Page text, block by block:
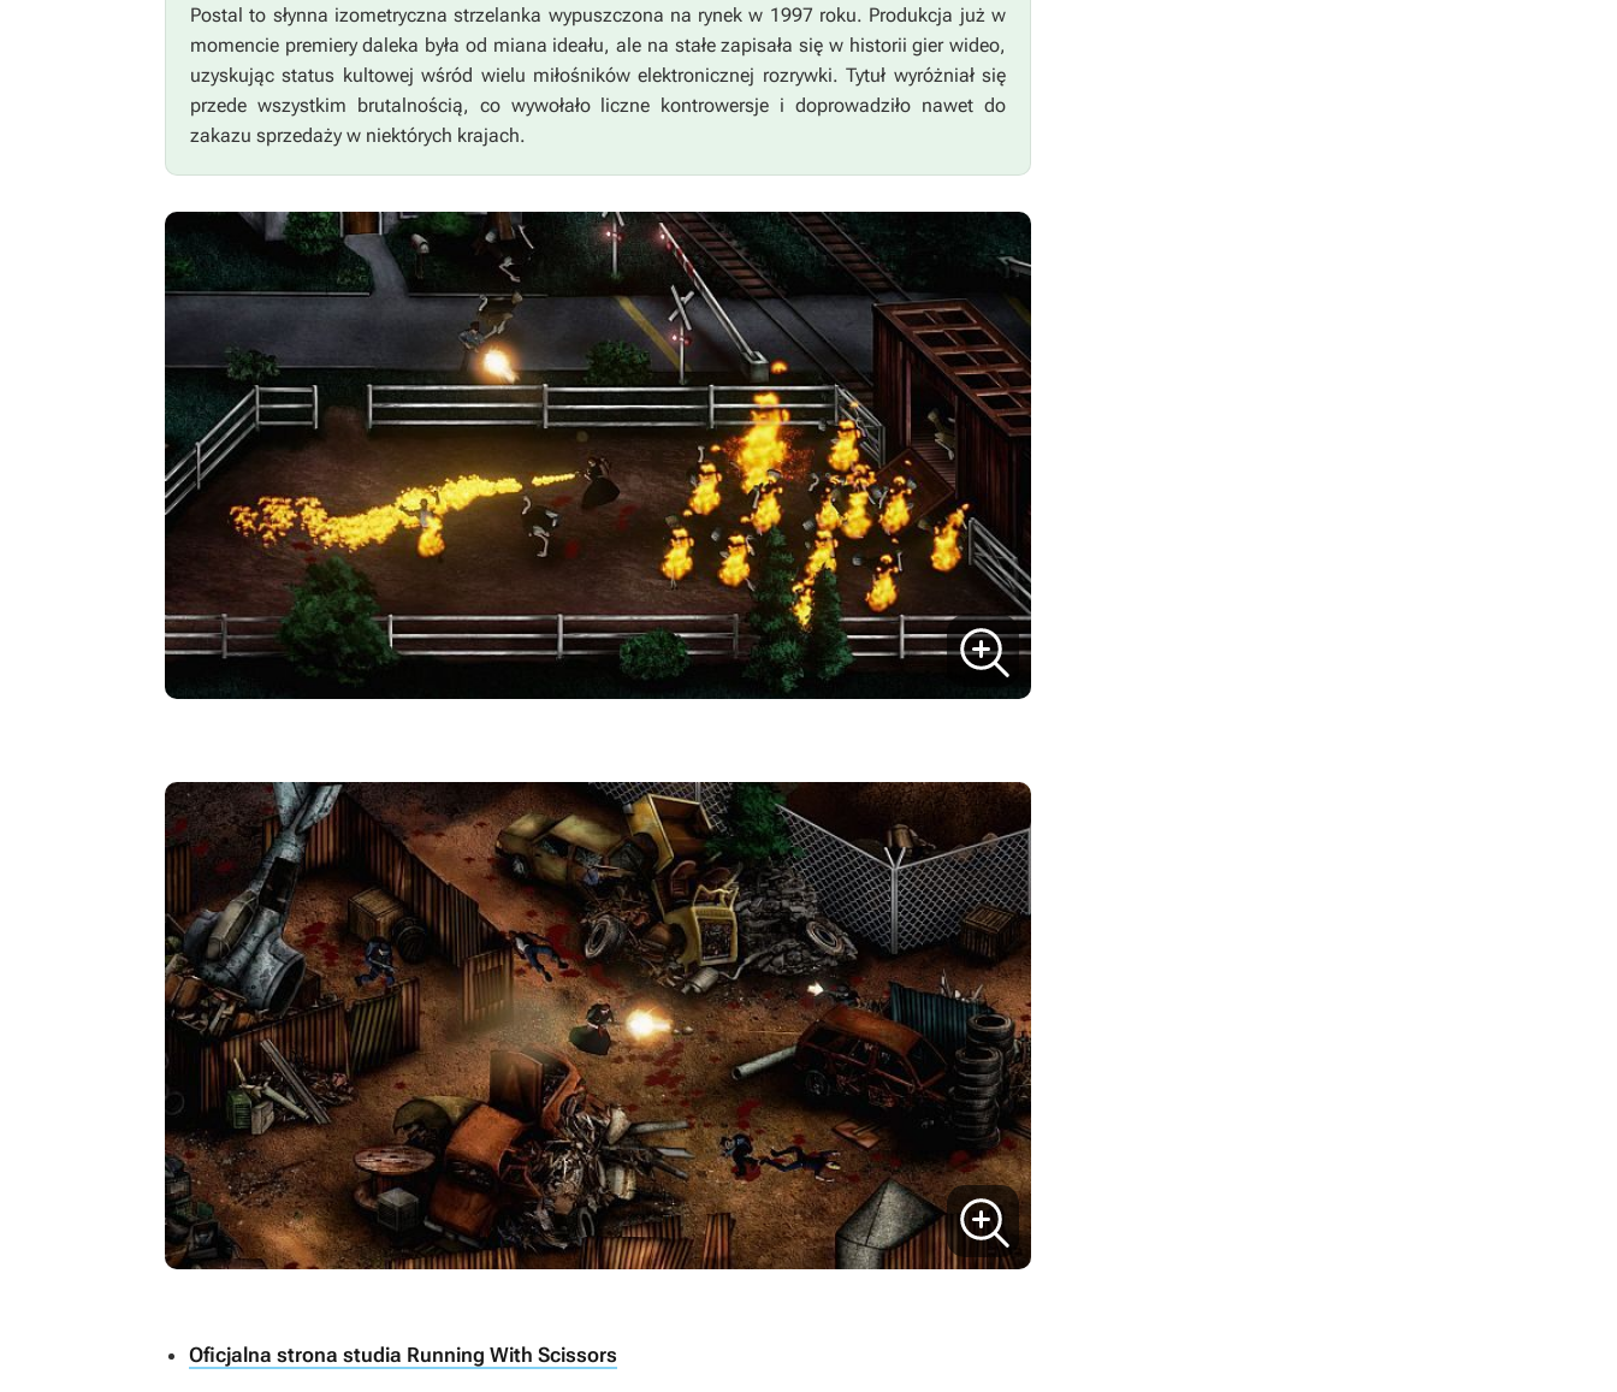
Postalto słynna izometryczna strzelanka wypuszczona na rynek w 1997 roku. Produkcja już w
momencie premiery daleka była od miana ideału, ale na stałe zapisała się w historii gier wideo,
uzyskując status kultowej wśród wielu miłośników elektronicznej rozrywki. Tytuł wyróżniał się
przede wszystkim brutalnością, co wywołało liczne kontrowersje i doprowadziło nawet do
zakazu sprzedaży w niektórych krajach.
Oficjalna strona studia Running With Scissors